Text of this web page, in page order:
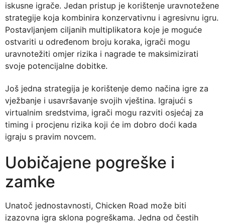
iskusne igrače. Jedan pristup je korištenje uravnotežene
strategije koja kombinira konzervativnu i agresivnu igru.
Postavljanjem ciljanih multiplikatora koje je moguće
ostvariti u određenom broju koraka, igrači mogu
uravnotežiti omjer rizika i nagrade te maksimizirati
svoje potencijalne dobitke.
Još jedna strategija je korištenje demo načina igre za
vježbanje i usavršavanje svojih vještina. Igrajući s
virtualnim sredstvima, igrači mogu razviti osjećaj za
timing i procjenu rizika koji će im dobro doći kada
igraju s pravim novcem.
Uobičajene pogreške i
zamke
Unatoč jednostavnosti, Chicken Road može biti
izazovna igra sklona pogreškama. Jedna od čestih